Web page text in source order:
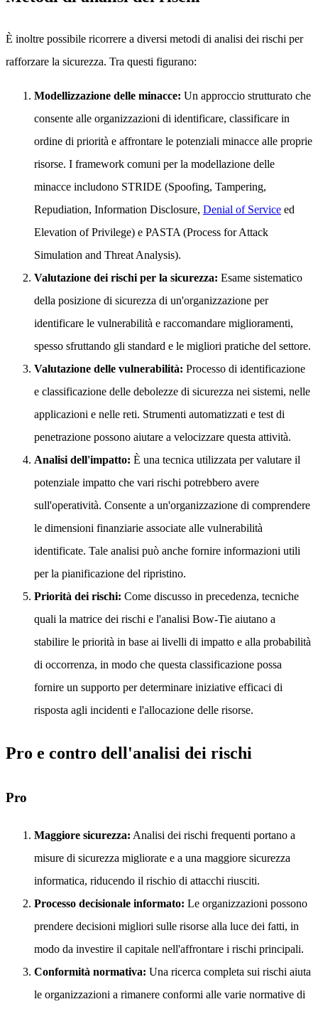
È inoltre possibile ricorrere a diversi metodi di analisi dei rischi per
rafforzare la sicurezza. Tra questi figurano:
Modellizzazione delle minacce: Un approccio strutturato che
consente alle organizzazioni di identificare, classificare in
ordine di priorità e affrontare le potenziali minacce alle proprie
risorse. I framework comuni per la modellazione delle
minacce includono STRIDE (Spoofing, Tampering,
Repudiation, Information Disclosure, Denial of Service ed
Elevation of Privilege) e PASTA (Process for Attack
Simulation and Threat Analysis).
Valutazione dei rischi per la sicurezza: Esame sistematico
della posizione di sicurezza di un'organizzazione per
identificare le vulnerabilità e raccomandare miglioramenti,
spesso sfruttando gli standard e le migliori pratiche del settore.
Valutazione delle vulnerabilità: Processo di identificazione
e classificazione delle debolezze di sicurezza nei sistemi, nelle
applicazioni e nelle reti. Strumenti automatizzati e test di
penetrazione possono aiutare a velocizzare questa attività.
Analisi dell'impatto: È una tecnica utilizzata per valutare il
potenziale impatto che vari rischi potrebbero avere
sull'operatività. Consente a un'organizzazione di comprendere
le dimensioni finanziarie associate alle vulnerabilità
identificate. Tale analisi può anche fornire informazioni utili
per la pianificazione del ripristino.
Priorità dei rischi: Come discusso in precedenza, tecniche
quali la matrice dei rischi e l'analisi Bow-Tie aiutano a
stabilire le priorità in base ai livelli di impatto e alla probabilità
di occorrenza, in modo che questa classificazione possa
fornire un supporto per determinare iniziative efficaci di
risposta agli incidenti e l'allocazione delle risorse.
Pro e contro dell'analisi dei rischi
Pro
Maggiore sicurezza: Analisi dei rischi frequenti portano a
misure di sicurezza migliorate e a una maggiore sicurezza
informatica, riducendo il rischio di attacchi riusciti.
Processo decisionale informato: Le organizzazioni possono
prendere decisioni migliori sulle risorse alla luce dei fatti, in
modo da investire il capitale nell'affrontare i rischi principali.
Conformità normativa: Una ricerca completa sui rischi aiuta
le organizzazioni a rimanere conformi alle varie normative di